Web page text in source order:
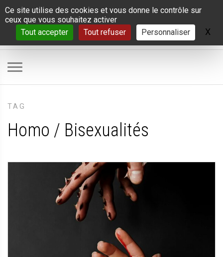
Panneau de gestion des cookies
Ce site utilise des cookies et vous donne le contrôle sur
ceux que vous souhaitez activer
Tout accepter
Tout refuser Personnaliser X
TAG
Homo / Bisexualités